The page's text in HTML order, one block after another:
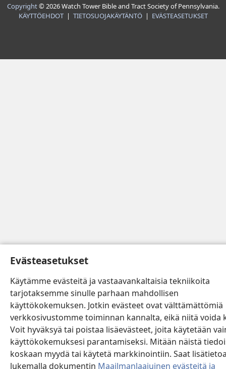
Evästeasetukset
Käytämme evästeitä ja vastaavankaltaisia tekniikoita
tarjotaksemme sinulle parhaan mahdollisen
käyttökokemuksen. Jotkin evästeet ovat välttämättömiä
verkkosivustomme toiminnan kannalta, eikä niitä voida
Voit hyväksyä tai poistaa lisäevästeet, joita käytetään
käyttökokemuksesi parantamiseksi. Mitään näistä
koskaan myydä tai käytetä markkinointiin. Saat
lukemalla dokumentin Maailmanlaajuinen evästeitä ja
Copyright© 2026 Watch Tower Bible and Tract Society of Pennsylvania.
KÄYTTÖEHDOT| TIETOSUOJAKÄYTÄNTÖ| EVÄSTEASETUKSET